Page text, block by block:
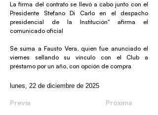
La firma del contrato se llevó a cabo junto con el
Presidente Stefano Di Carlo en el despacho
presidencial de la Institución" afirma el
comunicado oficial
Se suma a Fausto Vera, quien fue anunciado el
viernes sellando su vínculo con el Club a
préstamo por un año, con opción de compra
lunes, 22 de diciembre de 2025
Previa Próxima